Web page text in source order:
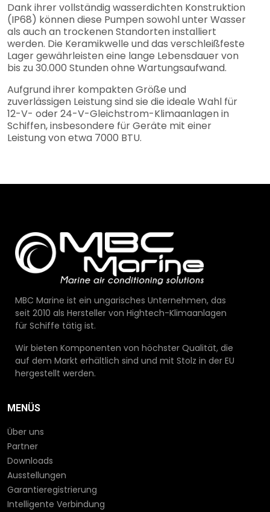
Dank ihrer vollständig wasserdichten Konstruktion
(IP68) können diese Pumpen sowohl unter Wasser
als auch an trockenen Standorten installiert
werden. Die Keramikwelle und das verschleißfeste
Lager gewährleisten eine lange Lebensdauer von
bis zu 30.000 Stunden ohne Wartungsaufwand.
Aufgrund ihrer kompakten Größe und
zuverlässigen Leistung sind sie die ideale Wahl für
12-V- oder 24-V-Gleichstrom-Klimaanlagen in
Schiffen, insbesondere für Geräte mit einer
Leistung von etwa 7000 BTU.
MBC Marine ist ein ungarisches Unternehmen, das
seit 2010 als Hersteller von Hightech-Klimaanlagen
für Schiffe tätig ist.
Wir bieten Komponenten von höchster Qualität, die
auf dem Markt erhältlich sind und mit Stolz in der EU
hergestellt werden.
MENÜS
Über uns
Partner
Downloads
Ausstellungen
Garantieregistrierung
Intelligente Verbindung